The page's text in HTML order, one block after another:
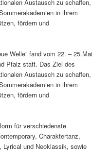
Austausch zu schaffen,
in ihrem
fördern und
Welle” fand vom 22. – 25.Mai
Pfalz statt. Das Ziel des
Austausch zu schaffen,
in ihrem
fördern und
für verschiedenste
Charaktertanz,
und Neoklassik, sowie